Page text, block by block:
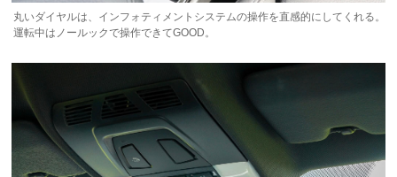
丸いダイヤルは、インフォティメントシステムの操作を直感的にしてくれる。
運転中はノールックで操作できてGOOD。